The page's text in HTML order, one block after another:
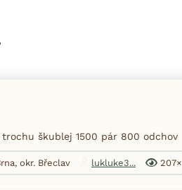
škublej 1500 pár 800 odchov
okr. Břeclav lukluke3... 207×